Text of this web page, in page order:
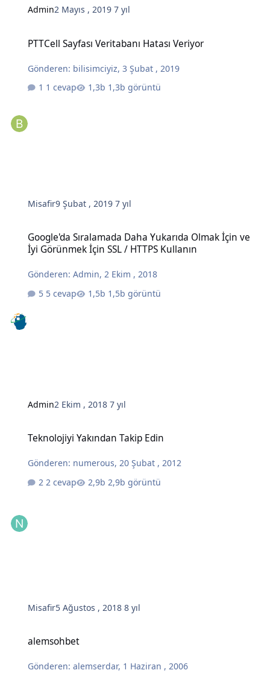
Admin2 Mayıs , 20197 yıl
PTTCell Sayfası Veritabanı Hatası Veriyor
Gönderen: bilisimciyiz,3 Şubat , 2019
1 cevap
1,3b görüntü
Misafir9 Şubat , 20197 yıl
Google'da Sıralamada Daha Yukarıda Olmak İçin ve
İyi Görünmek İçin SSL / HTTPS Kullanın
Gönderen:Admin,2 Ekim , 2018
5 cevap
1,5b görüntü
Admin2 Ekim , 20187 yıl
Teknolojiyi Yakından Takip Edin
Gönderen: numerous,20 Şubat , 2012
2 cevap
2,9b görüntü
Misafir5 Ağustos , 20188 yıl
alemsohbet
Gönderen:alemserdar, 1 Haziran , 2006